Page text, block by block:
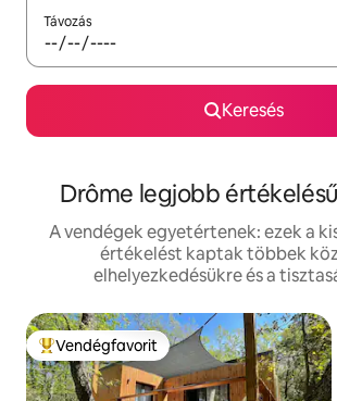
Távozás
Keresés
Drôme legjobb
A vendégek egyetértenek: ezek a
értékelést kaptak többek
elhelyezkedésükre és a
Kiemelt vendégfavorit
Vendégfavorit